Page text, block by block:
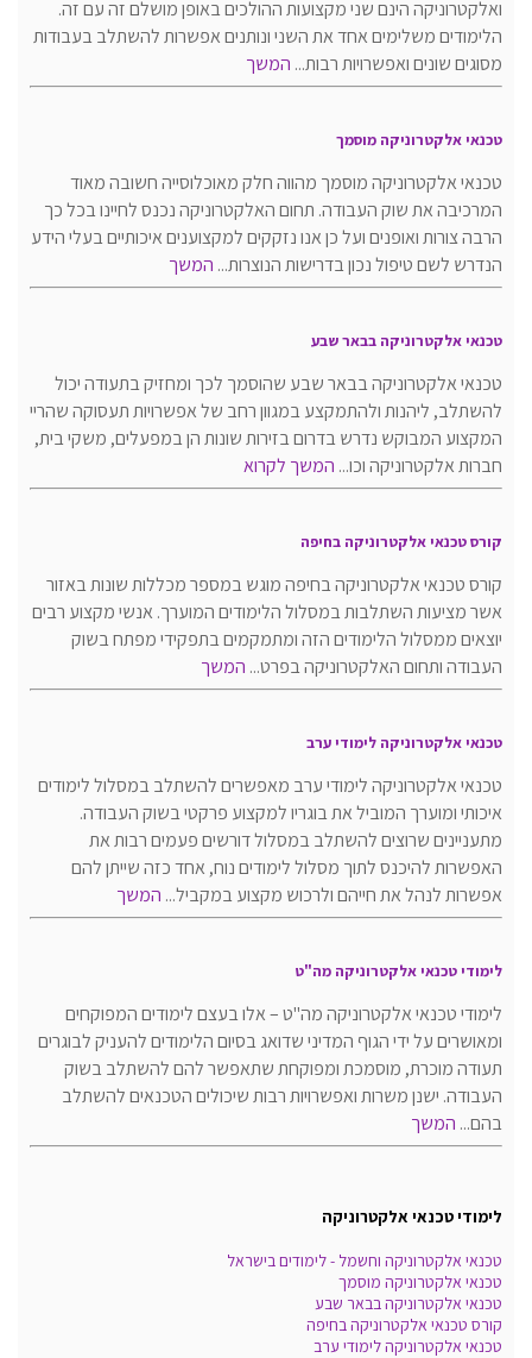
ואלקטרוניקה הינם שני מקצועות ההולכים באופן מושלם זה עם זה.
הלימודים משלימים אחד את השני ונותנים אפשרות להשתלב בעבודות
מסוגים שונים ואפשרויות רבות... המשך
טכנאי אלקטרוניקה מוסמך
טכנאי אלקטרוניקה מוסמך מהווה חלק מאוכלוסייה חשובה מאוד
המרכיבה את שוק העבודה. תחום האלקטרוניקה נכנס לחיינו בכל כך
הרבה צורות ואופנים ועל כן אנו נזקקים למקצוענים איכותיים בעלי הידע
הנדרש לשם טיפול נכון בדרישות הנוצרות... המשך
טכנאי אלקטרוניקה בבאר שבע
טכנאי אלקטרוניקה בבאר שבע שהוסמך לכך ומחזיק בתעודה יכול
להשתלב, ליהנות ולהתמקצע במגוון רחב של אפשרויות תעסוקה שהריי
המקצוע המבוקש נדרש בדרום בזירות שונות הן במפעלים, משקי בית,
חברות אלקטרוניקה וכו... המשך לקרוא
קורס טכנאי אלקטרוניקה בחיפה
קורס טכנאי אלקטרוניקה בחיפה מוגש במספר מכללות שונות באזור
אשר מציעות השתלבות במסלול הלימודים המוערך. אנשי מקצוע רבים
יוצאים ממסלול הלימודים הזה ומתמקמים בתפקידי מפתח בשוק
העבודה ותחום האלקטרוניקה בפרט... המשך
טכנאי אלקטרוניקה לימודי ערב
טכנאי אלקטרוניקה לימודי ערב מאפשרים להשתלב במסלול לימודים
איכותי ומוערך המוביל את בוגריו למקצוע פרקטי בשוק העבודה.
מתעניינים שרוצים להשתלב במסלול דורשים פעמים רבות את
האפשרות להיכנס לתוך מסלול לימודים נוח, אחד כזה שייתן להם
אפשרות לנהל את חייהם ולרכוש מקצוע במקביל... המשך
לימודי טכנאי אלקטרוניקה מה"ט
לימודי טכנאי אלקטרוניקה מה"ט – אלו בעצם לימודים המפוקחים
ומאושרים על ידי הגוף המדיני שדואג בסיום הלימודים להעניק לבוגרים
תעודה מוכרת, מוסמכת ומפוקחת שתאפשר להם להשתלב בשוק
העבודה. ישנן משרות ואפשרויות רבות שיכולים הטכנאים להשתלב
בהם... המשך
לימודי טכנאי אלקטרוניקה
טכנאי אלקטרוניקה וחשמל - לימודים בישראל
טכנאי אלקטרוניקה מוסמך
טכנאי אלקטרוניקה בבאר שבע
קורס טכנאי אלקטרוניקה בחיפה
טכנאי אלקטרוניקה לימודי ערב